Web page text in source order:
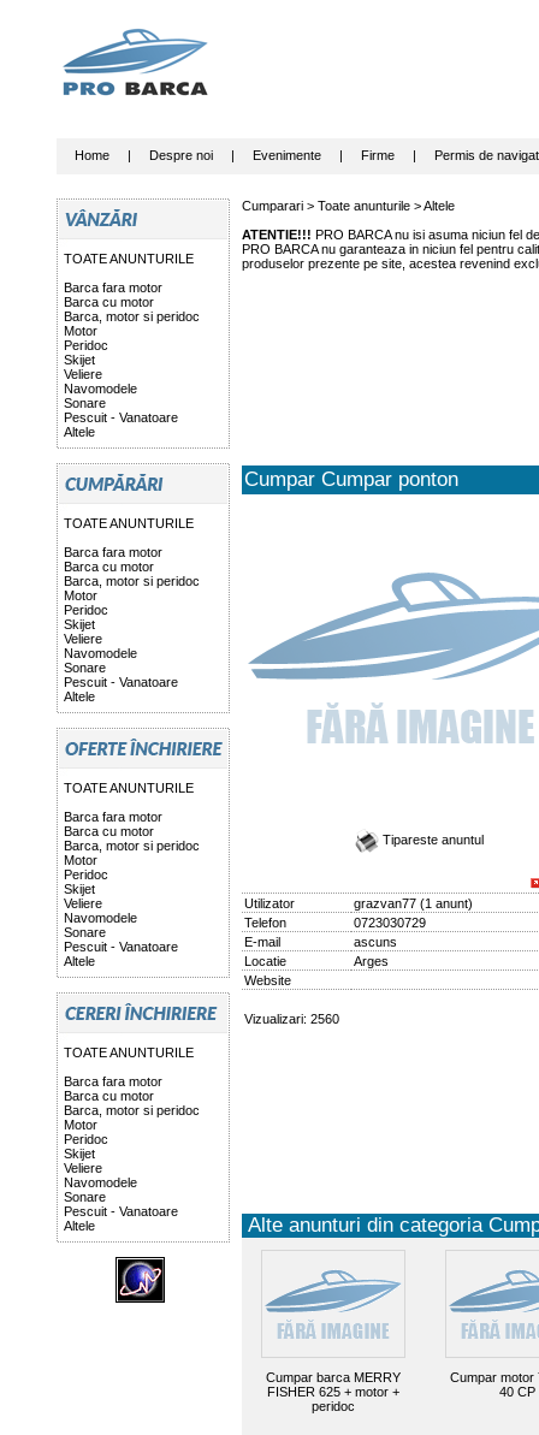
Home| Despre noi| Evenimente| Firme| Permis de
TOATE ANUNTURILE
Barca fara motor
Barca cu motor
Barca, motor si peridoc
Motor
Peridoc
Skijet
Veliere
Navomodele
Sonare
Pescuit - Vanatoare
Altele
TOATE ANUNTURILE
Barca fara motor
Barca cu motor
Barca, motor si peridoc
Motor
Peridoc
Skijet
Veliere
Navomodele
Sonare
Pescuit - Vanatoare
Altele
TOATE ANUNTURILE
Barca fara motor
Barca cu motor
Barca, motor si peridoc
Motor
Peridoc
Skijet
Veliere
Navomodele
Sonare
Pescuit - Vanatoare
Altele
TOATE ANUNTURILE
Barca fara motor
Barca cu motor
Barca, motor si peridoc
Motor
Peridoc
Skijet
Veliere
Navomodele
Sonare
Pescuit - Vanatoare
Altele
Cumparari > Toate anunturile>Altele
ATENTIE!!! PRO BARCA nu isi asuma niciun fel
PRO BARCA nu garanteaza in niciun fel pentru
produselor prezente pe site, acestea revenind
Cumpar Cumpar ponton
Tipareste anuntul
Utilizator grazvan77(1 anunt)
Telefon
0723030729
E-mail
ascuns
Locatie
Arges
Website
Vizualizari: 2560
Alte anunturi din categoria
Cumpar barca MERRY
FISHER 625 + motor +
peridoc
Cumpar motor
40 CP